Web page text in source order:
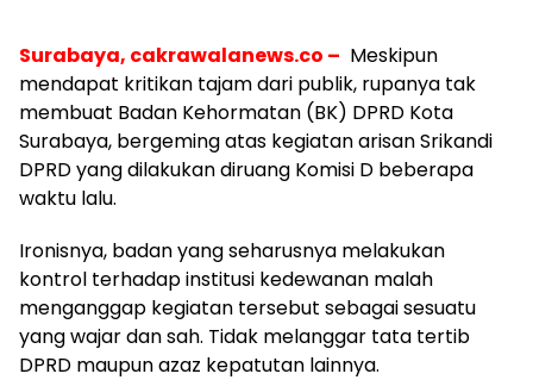
Surabaya, cakrawalanews.co – Meskipun
mendapat kritikan tajam dari publik, rupanya tak
membuat Badan Kehormatan (BK) DPRD Kota
Surabaya, bergeming atas kegiatan arisan Srikandi
DPRD yang dilakukan diruang Komisi D beberapa
waktu lalu.
Ironisnya, badan yang seharusnya melakukan
kontrol terhadap institusi kedewanan malah
menganggap kegiatan tersebut sebagai sesuatu
yang wajar dan sah. Tidak melanggar tata tertib
DPRD maupun azaz kepatutan lainnya.